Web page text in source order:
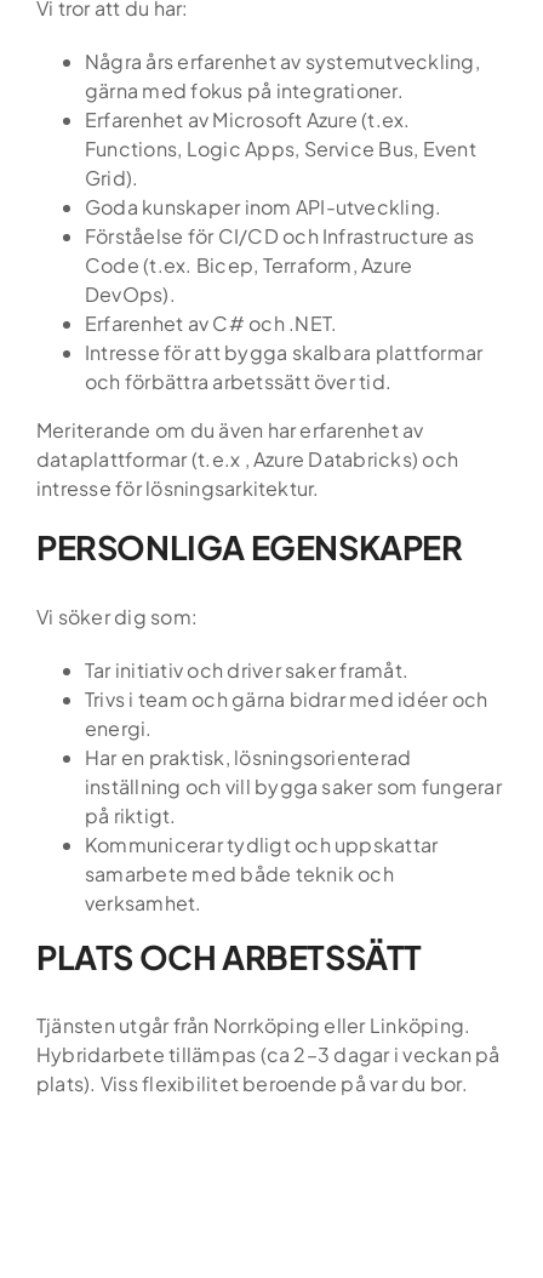
Vi tror att du har:
Några års erfarenhet av systemutveckling,
gärna med fokus på integrationer.
Erfarenhet av Microsoft Azure (t.ex.
Functions, Logic Apps, Service Bus, Event
Grid).
Goda kunskaper inom API-utveckling.
Förståelse för CI/CD och Infrastructure as
Code (t.ex. Bicep, Terraform, Azure
DevOps).
Erfarenhet avC# och .NET.
Intresse för att bygga skalbara plattformar
och förbättra arbetssätt över tid.
Meriterande om du även har erfarenhet av
dataplattformar (t.e.x , Azure Databricks) och
intresse för lösningsarkitektur.
PERSONLIGA EGENSKAPER
Vi söker dig som:
Tar initiativ och driver saker framåt.
Trivs i team och gärna bidrar med idéer och
energi.
Har en praktisk, lösningsorienterad
inställning och vill bygga saker som fungerar
på riktigt.
Kommunicerar tydligt och uppskattar
samarbete med både teknik och
verksamhet.
PLATS OCH ARBETSSÄTT
Tjänsten utgår från Norrköping eller Linköping.
Hybridarbete tillämpas (ca 2–3 dagar i veckan på
plats). Viss flexibilitet beroende på var du bor.
Hem
Tjänster
Kandidatupplevelsen
Lediga jobb
Referensuppdrag
Globalt nätverk
Din karriär
Om oss
Kontakt
Podden Ärligt talat